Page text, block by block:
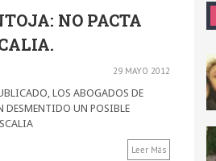
NO PACTA
29 MAYO 2012
LOS ABOGADOS DE
DESMENTIDO UN POSIBLE
Leer Más